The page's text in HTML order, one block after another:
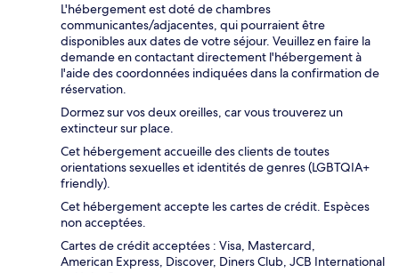
L'hébergement est doté de chambres
communicantes/adjacentes, qui pourraient être
disponibles aux dates de votre séjour. Veuillez en faire la
demande en contactant directement l'hébergement à
l'aide des coordonnées indiquées dans la confirmation de
réservation.
Dormez sur vos deux oreilles, car vous trouverez un
extincteur sur place.
Cet hébergement accueille des clients de toutes
orientations sexuelles et identités de genres (LGBTQIA+
friendly).
Cet hébergement accepte les cartes de crédit. Espèces
non acceptées.
Cartes de crédit acceptées : Visa, Mastercard,
American Express, Discover, Diners Club, JCB International